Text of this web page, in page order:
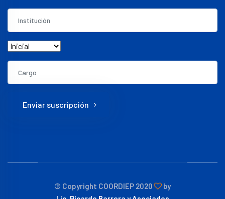
Enviar suscripción
© Copyright COORDIEP 2020
by